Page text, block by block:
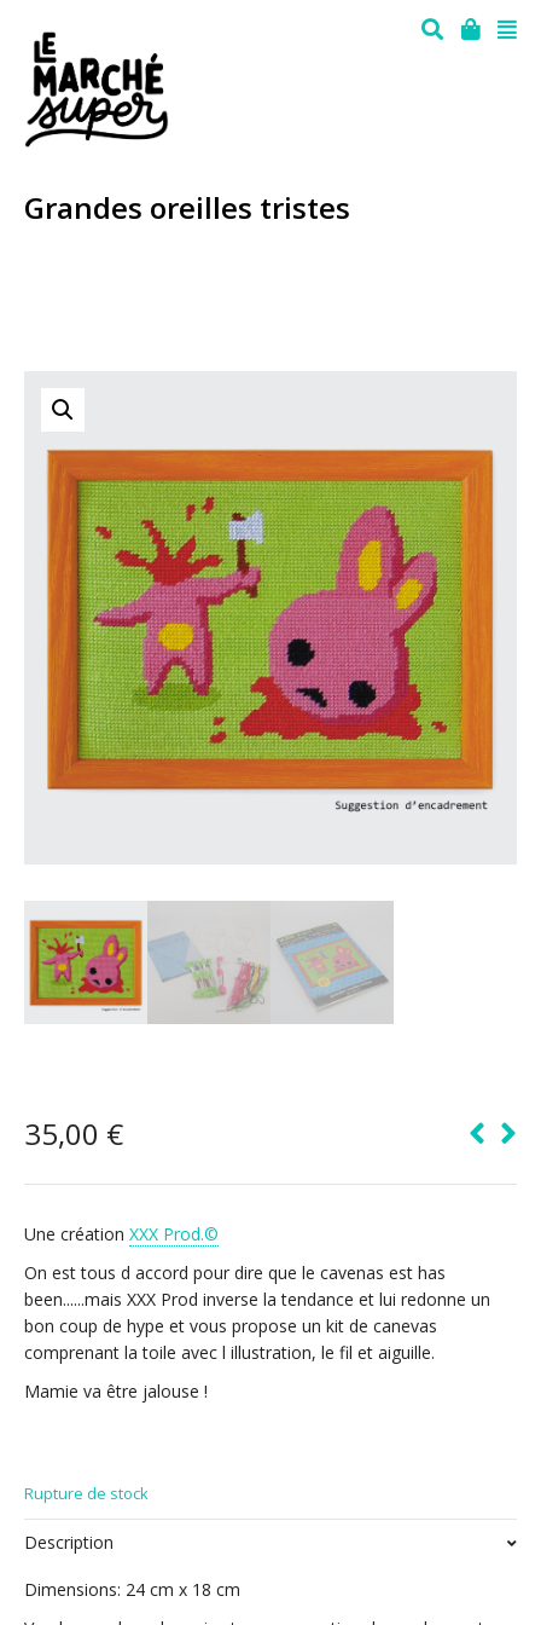
Grandes oreilles tristes
35,00 €
Une création XXX Prod.©
On est tous d accord pour dire que le cavenas est has
been......mais XXX Prod inverse la tendance et lui redonne un
bon coup de hype et vous propose un kit de canevas
comprenant la toile avec l illustration, le fil et aiguille.
Mamie va être jalouse !
Rupture de stock
Description
Dimensions: 24 cm x 18 cm